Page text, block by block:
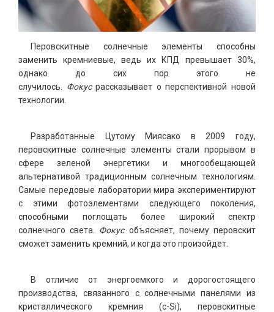
Перовскитные солнечные элементы способны
заменить кремниевые, ведь их КПД превышает 30%,
однако до сих пор этого не
случилось. Фокусрассказывает о перспективной новой
технологии.
Разработанные Цутому Миясако в ​​2009 году,
перовскитные солнечные элементы стали прорывом в
сфере зеленой энергетики и многообещающей
альтернативой традиционным солнечным технологиям.
Самые передовые лаборатории мира экспериментируют
с этими фотоэлементами следующего поколения,
способными поглощать более широкий спектр
солнечного света. Фокусобъясняет, почему перовскит
сможет заменить кремний, и когда это произойдет.
В отличие от энергоемкого и дорогостоящего
производства, связанного с солнечными панелями из
кристаллического кремния (c-Si), перовскитные